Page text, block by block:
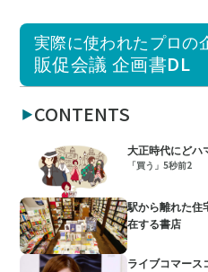
実際に使われたプロの
販促会議 企画書DL
CONTENTS
大正時代にどハ
「買う」5秒前2
駅から離れた住
在する書店
ライブコマース